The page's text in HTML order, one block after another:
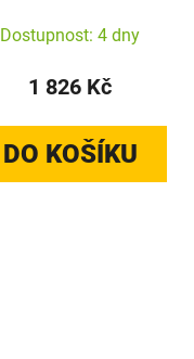
Dostupnost: 4 dny
1 826 Kč
DO KOŠÍKU